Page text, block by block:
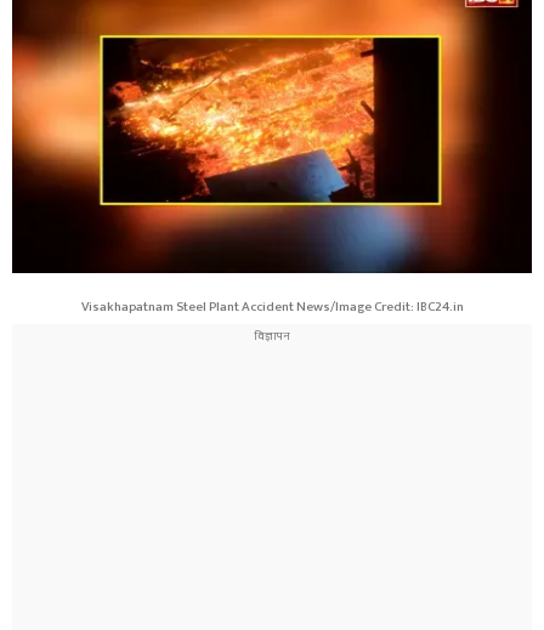
Visakhapatnam Steel Plant Accident News/Image Credit: IBC24.in